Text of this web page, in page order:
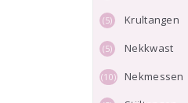
Krultangen
(5)
Nekkwast
(5)
Nekmessen
(10)